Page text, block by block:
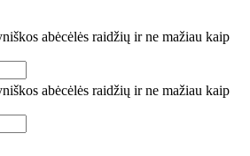
abėcėlės raidžių ir ne mažiau kaip
abėcėlės raidžių ir ne mažiau kaip